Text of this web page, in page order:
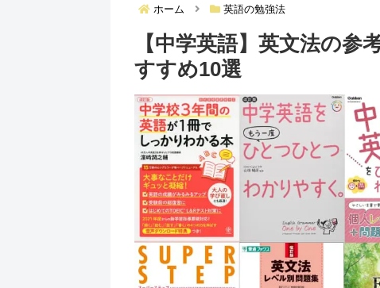
ホーム 英語の勉強法
【中学英語】英文法の
すすめ10選